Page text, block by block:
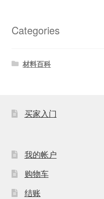
Categories
材料百科
买家入门
我的帐户
购物车
结账